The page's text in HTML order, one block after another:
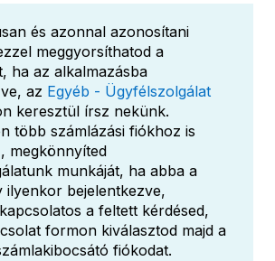
és azonnal azonosítani
meggyorsíthatod a
ha az alkalmazásba
az Egyéb - Ügyfélszolgálat
keresztül írsz nekünk.
több számlázási fiókhoz is
megkönnyíted
munkáját, ha abba a
ilyenkor bejelentkezve,
a feltett kérdésed,
formon kiválasztod majd a
fiókodat.